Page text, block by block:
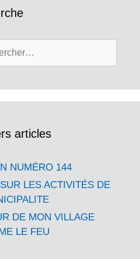
articles
NUMÉRO 144
LES ACTIVITÉS DE
DE MON VILLAGE
LE FEU